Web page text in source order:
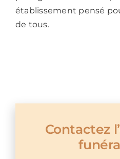
établissement pensé
de tous.
Contactez